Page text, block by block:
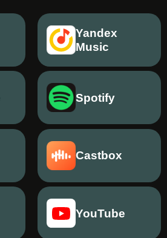
Yandex
Music
Spotify
Castbox
YouTube